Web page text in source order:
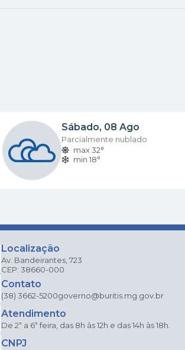
Sábado 08 Ago
Parcialmente nublado
max 32°
min 18°
Localização
Av. Bandeirantes, 723
CEP: 38660-000
Contato
(38) 3662-5200governo@buritis.mg.gov.br
Atendimento
De 2ª a 6ª feira, das 8h às 12h e das 14h às 18h.
CNPJ